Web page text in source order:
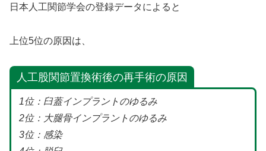
日本人工関節学会の登録データによると
上位5位の原因は、
人工股関節置換術後の再手術の原因
1位：臼蓋インプラントのゆるみ
2位：大腿骨インプラントのゆるみ
3位：感染